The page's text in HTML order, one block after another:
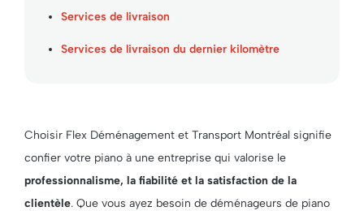
Services de livraison
Services de livraison du dernier kilomètre
Choisir Flex Déménagement et Transport Montréal signifie
confier votre piano à une entreprise qui valorise le
professionnalisme, la fiabilité et la satisfaction de la
clientèle. Que vous ayez besoin de déménageurs de piano